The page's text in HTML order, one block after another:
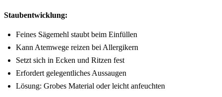
Staubentwicklung:
Feines Sägemehl staubt beim Einfüllen
Kann Atemwege reizen bei Allergikern
Setzt sich in Ecken und Ritzen fest
Erfordert gelegentliches Aussaugen
Lösung: Grobes Material oder leicht anfeuchten